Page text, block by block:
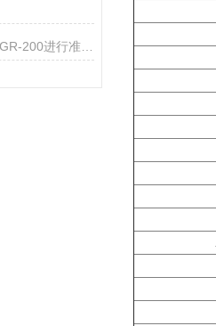
如何正确使用电子天平GR-200进行准确测量？